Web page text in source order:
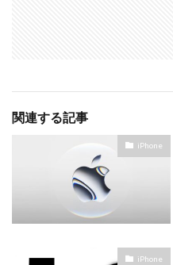
関連する記事
iPhone
iPhone